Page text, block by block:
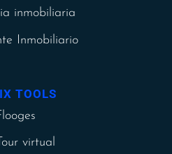
inmobiliaria
Inmobiliario
TOOLS
virtual